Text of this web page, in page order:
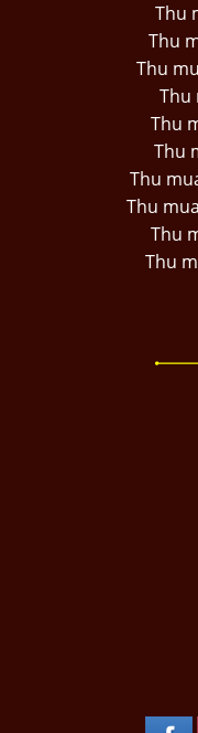
Thu
Thu
Thu
Thu
Thu
Thu
Thu
Thu
Thu
Thu